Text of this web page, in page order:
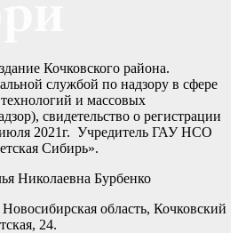
Кочковского района.
службой по надзору в сфере
и массовых
свидетельство о регистрации
2021г. Учредитель ГАУ НСО
Сибирь».
Николаевна Бурбенко
область, Кочковский
24.